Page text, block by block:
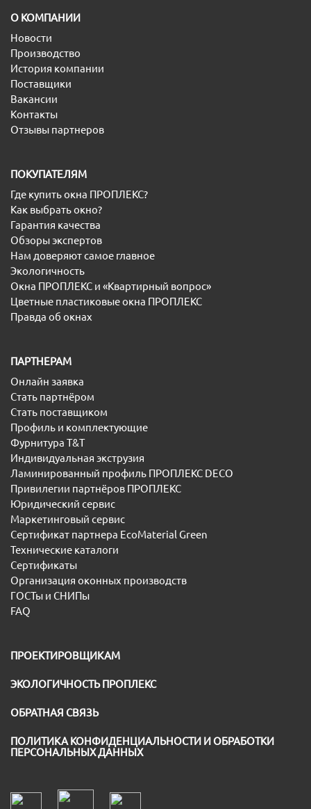
O КОМПАНИИ
Новости
Производство
История компании
Поставщики
Вакансии
Контакты
Отзывы партнеров
ПОКУПАТЕЛЯМ
Где купить окна ПРОПЛЕКС?
Как выбрать окно?
Гарантия качества
Обзоры экспертов
Нам доверяют самое главное
Экологичность
Окна ПРОПЛЕКС и «Квартирный вопрос»
Цветные пластиковые окна ПРОПЛЕКС
Правда об окнах
ПАРТНЕРАМ
Онлайн заявка
Стать партнёром
Стать поставщиком
Профиль и комплектующие
Фурнитура T&T
Индивидуальная экструзия
Ламинированный профиль ПРОПЛЕКС DECO
Привилегии партнёров ПРОПЛЕКС
Юридический сервис
Маркетинговый сервис
Сертификат партнера EcoMaterial Green
Технические каталоги
Сертификаты
Организация оконных производств
ГОСТы и СНИПы
FAQ
ПРОЕКТИРОВЩИКАМ
ЭКОЛОГИЧНОСТЬ ПРОПЛЕКС
ОБРАТНАЯ СВЯЗЬ
ПОЛИТИКА КОНФИДЕНЦИАЛЬНОСТИ И ОБРАБОТКИ
ПЕРСОНАЛЬНЫХ ДАННЫХ